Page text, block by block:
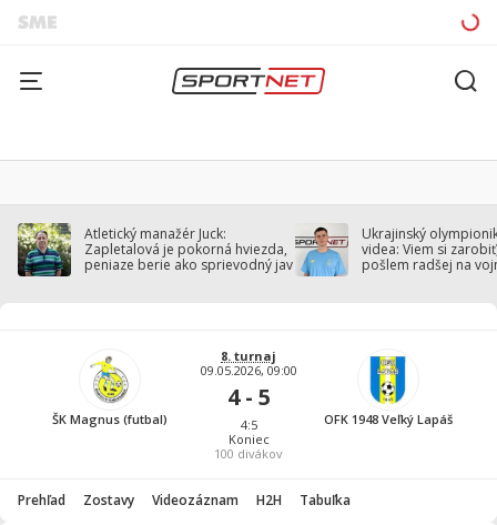
Atletický manažér Juck:
Zapletalová je pokorná hviezda,
peniaze berie ako sprievodný jav
Ukrajinský
videa: Viem si
pošlem radšej na
ŠK Magnus (futbal)
8. turnaj
09.05.2026, 09:00
4 - 5
4:5
Koniec
100 divákov
OFK 1948 Veľký Lapáš
Prehľad Zostavy Videozáznam H2H Tabuľka